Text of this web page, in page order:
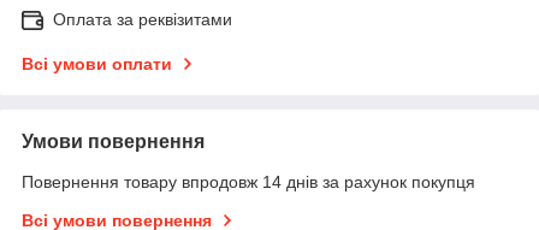
Оплата за реквізитами
Всі умови оплати
Умови повернення
Повернення товару впродовж 14 днів за рахунок покупця
Всі умови повернення